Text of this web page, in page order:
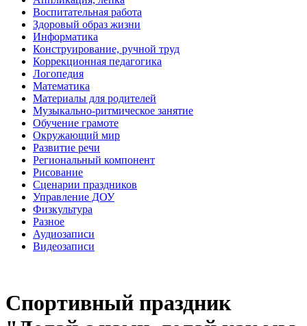
Воспитательная работа
Здоровый образ жизни
Информатика
Конструирование, ручной труд
Коррекционная педагогика
Логопедия
Математика
Материалы для родителей
Музыкально-ритмическое занятие
Обучение грамоте
Окружающий мир
Развитие речи
Региональный компонент
Рисование
Сценарии праздников
Управление ДОУ
Физкультура
Разное
Аудиозаписи
Видеозаписи
Спортивный праздник